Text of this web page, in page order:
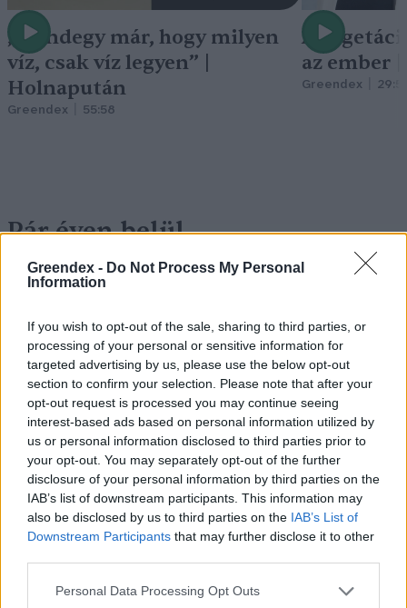
Greendex - Do Not Process My Personal
Information
If you wish to opt-out of the sale, sharing to third parties, or
processing of your personal or sensitive information for
targeted advertising by us, please use the below opt-out
section to confirm your selection. Please note that after your
opt-out request is processed you may continue seeing
interest-based ads based on personal information utilized by
us or personal information disclosed to third parties prior to
your opt-out. You may separately opt-out of the further
disclosure of your personal information by third parties on the
IAB’s list of downstream participants. This information may
also be disclosed by us to third parties on the IAB’s List of
Downstream Participants that may further disclose it to other
Personal Data Processing Opt Outs
„Mindegy már, hogy milyen
víz, csak víz legyen” |
Holnapután
Greendex 55:58
A
az ember
Greendex
Pár éven belül
szivacsvárosokká kellene
alakítanunk a településeinket –
Podcast
PODCAST Novák Zsombor 2 perc